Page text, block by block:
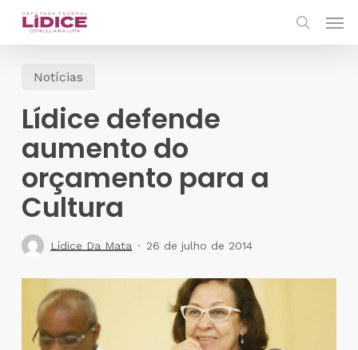
Skip
contentNotícias
Lídice defende
aumento do
orçamento para a
Cultura
Lídice Da Mata 26 de julho de 2014